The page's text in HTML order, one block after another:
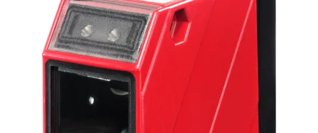
Nytt og Nyttig
Bærekraft